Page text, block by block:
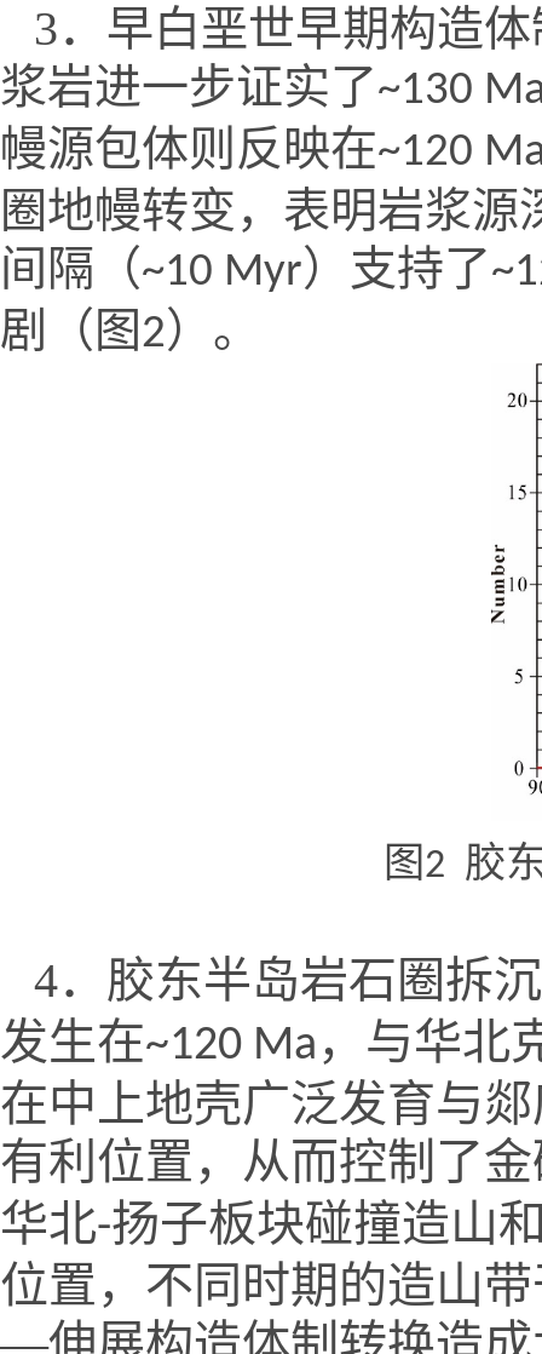
3． 早白垩世早期构造
浆岩进一步证实了~130
幔源包体则反映在~120
圈地幔转变，表明岩浆
间隔（~10 Myr）支持了
剧（图2）。
图 2 胶
4． 胶东半岛岩石圈拆沉
发生在~120 Ma ，与华北
在中上地壳广泛发育与
有利位置，从而控制了
华北-扬子板块碰撞造山
位置，不同时期的造山